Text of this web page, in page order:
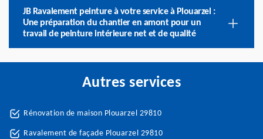
JB Ravalement peinture à votre service à Plouarzel :
Une préparation du chantier en amont pour un
travail de peinture intérieure net et de qualité
Autres services
Rénovation de maison Plouarzel 29810
Ravalement de façade Plouarzel 29810